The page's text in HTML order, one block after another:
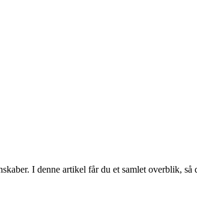
I denne artikel får du et samlet overblik,